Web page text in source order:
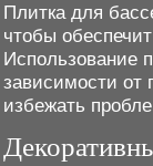
Плитка для
чтобы
Использование
зависимости от
избежать